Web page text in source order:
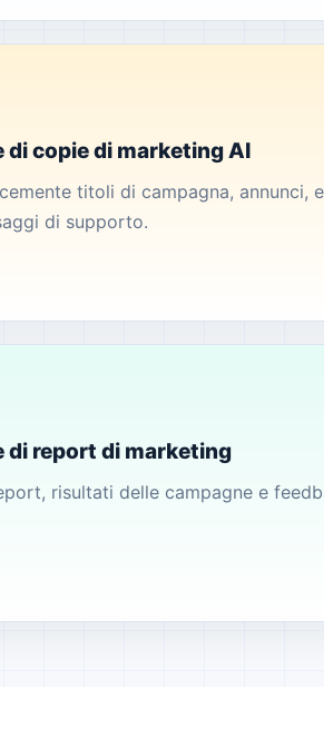
di copie di marketing AI
titoli di campagna, annunci,
di supporto.
di report di marketing
risultati delle campagne e